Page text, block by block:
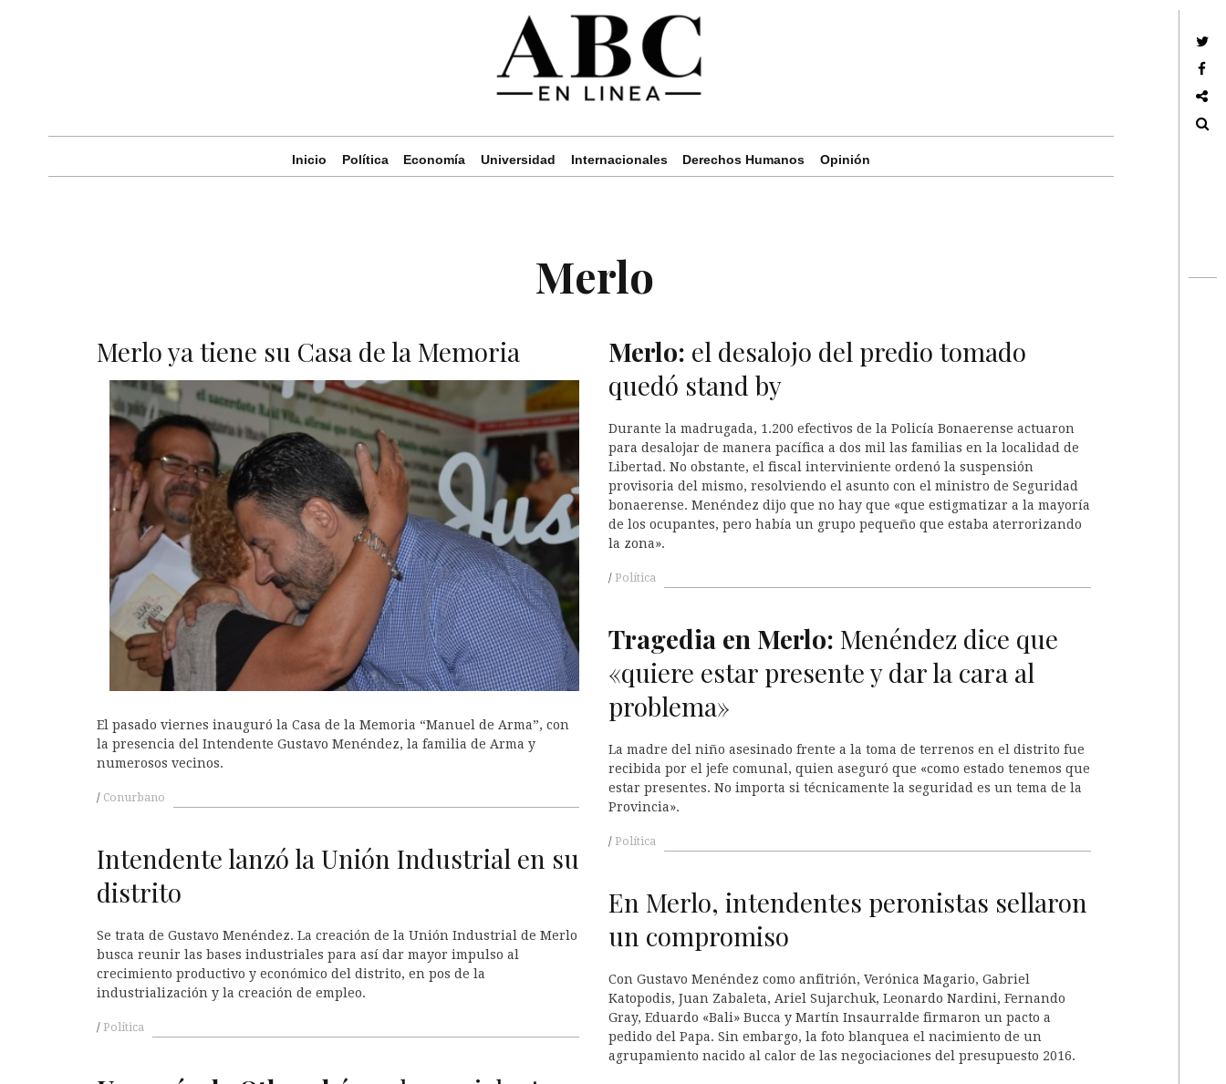
Inicio Política Economía Universidad Internacionales Derechos Humanos Opinión
Merlo
Merlo ya tiene su Casa de la Memoria
A
El pasado viernes inauguró la Casa de la Memoria “Manuel de Arma”, con
la presencia del Intendente Gustavo Menéndez, la familia de Arma y
numerosos vecinos.
Conurbano
Merlo: el desalojo del predio tomado
quedó stand by
Durante la madrugada, 1.200 efectivos de la Policía Bonaerense actuaron
para desalojar de manera pacífica a dos mil las familias en la localidad de
Libertad. No obstante, el fiscal interviniente ordenó la suspensión
provisoria del mismo, resolviendo el asunto con el ministro de Seguridad
bonaerense. Menéndez dijo que no hay que «que estigmatizar a la mayoría
de los ocupantes, pero había un grupo pequeño que estaba aterrorizando
la zona».
Política
Tragedia en Merlo: Menéndez dice que
«quiere estar presente y dar la cara al
problema»
La madre del niño asesinado frente a la toma de terrenos en el distrito fue
recibida por el jefe comunal, quien aseguró que «como estado tenemos que
estar presentes. No importa si técnicamente la seguridad es un tema de la
Provincia».
Política
Intendente lanzó la Unión Industrial en su
distrito
Se trata de Gustavo Menéndez. La creación de la Unión Industrial de Merlo
busca reunir las bases industriales para así dar mayor impulso al
crecimiento productivo y económico del distrito, en pos de la
industrialización y la creación de empleo.
Política
En Merlo, intendentes peronistas sellaron
un compromiso
Con Gustavo Menéndez como anfitrión, Verónica Magario, Gabriel
Katopodis, Juan Zabaleta, Ariel Sujarchuk, Leonardo Nardini, Fernando
Gray, Eduardo «Bali» Bucca y Martín Insaurralde firmaron un pacto a
pedido del Papa. Sin embargo, la foto blanquea el nacimiento de un
agrupamiento nacido al calor de las negociaciones del presupuesto 2016.